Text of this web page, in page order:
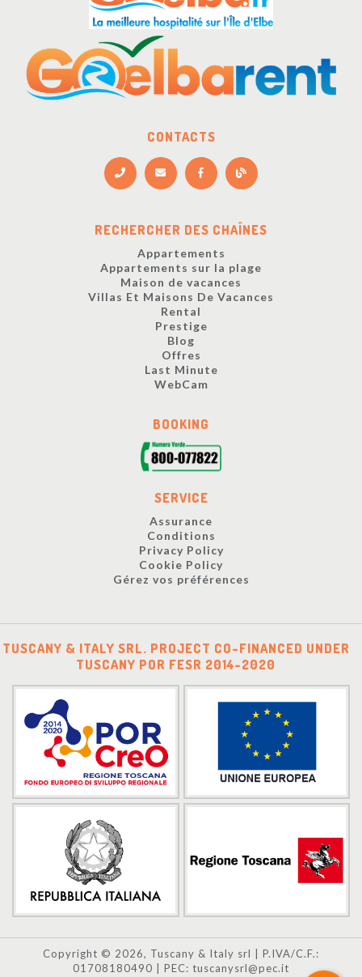
CONTACTS
RECHERCHER DES CHAÎNES
Appartements
Appartements sur la plage
Maison de vacances
Villas Et Maisons De Vacances
Rental
Prestige
Blog
Offres
Last Minute
WebCam
BOOKING
SERVICE
Assurance
Conditions
Privacy Policy
Cookie Policy
Gérez vos préférences
TUSCANY & ITALY SRL. PROJECT CO-FINANCED UNDER
TUSCANY POR FESR 2014-2020
Copyright © 2026, Tuscany & Italy srl | P.IVA/C.F.:
01708180490 | PEC: tuscanysrl@pec.it